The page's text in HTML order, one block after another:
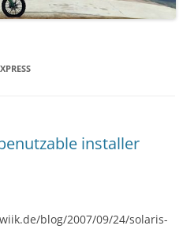
installer
blog/2007/09/24/solaris-